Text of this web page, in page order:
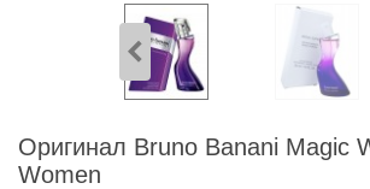
Оригинал Bruno Banani Magic
Women